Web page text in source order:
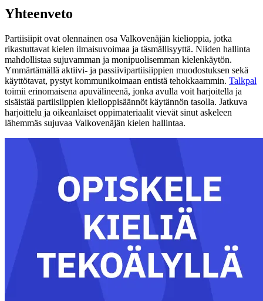
Yhteenveto
Partiisiipit ovat olennainen osa Valkovenäjän kielioppia, jotka
rikastuttavat kielen ilmaisuvoimaa ja täsmällisyyttä. Niiden hallinta
mahdollistaa sujuvamman ja monipuolisemman kielenkäytön.
Ymmärtämällä aktiivi- ja passiivipartiisiippien muodostuksen sekä
käyttötavat, pystyt kommunikoimaan entistä tehokkaammin. Talkpal
toimii erinomaisena apuvälineenä, jonka avulla voit harjoitella ja
sisäistää partiisiippien kielioppisäännöt käytännön tasolla. Jatkuva
harjoittelu ja oikeanlaiset oppimateriaalit vievät sinut askeleen
lähemmäs sujuvaa Valkovenäjän kielen hallintaa.